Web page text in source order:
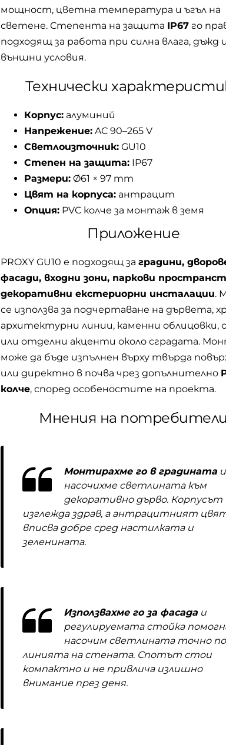
мощност, цветна температура и ъгъл на
светене. Степента на защита IP67 го
подходящ за работа при силна влага, дъжд и
външни условия.
Технически
Корпус: алуминий
Напрежение: AC 90–265 V
Светлоизточник: GU10
Степен на защита: IP67
Размери: Ø61 × 97 mm
Цвят на корпуса: антрацит
Опция: PVC колче за монтаж в земя
Приложение
PROXY GU10 е подходящ за градини,
фасади, входни зони, паркови
декоративни екстериорни инсталации.
се използва за подчертаване на дървета,
архитектурни линии, каменни облицовки,
или отделни акценти около сградата.
може да бъде изпълнен върху твърда
или директно в почва чрез допълнително
колче, според особеностите на проекта.
Мнения на потребители
Монтирахме го в градината и
насочихме светлината към
декоративно дърво. Корпусът
изглежда здрав, а антрацитният
вписва добре сред настилката и
зеленината.
Използвахме го за фасада и
регулируемата стойка
насочим светлината точно по
линията на стената. Спотът стои
компактно и не привлича излишно
внимание през деня.